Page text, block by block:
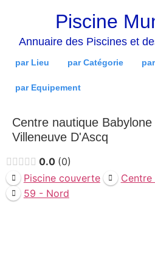
Piscine
Annuaire des Piscines et
par Lieu par Catégorie
par Equipement
Centre nautique
Villeneuve D'Ascq
0.0 0
Piscine couverte
59 - Nord